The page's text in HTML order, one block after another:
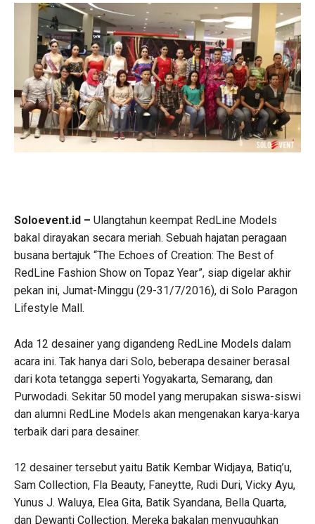
Soloevent.id – Ulangtahun keempat RedLine Models
bakal dirayakan secara meriah. Sebuah hajatan peragaan
busana bertajuk “The Echoes of Creation: The Best of
RedLine Fashion Show on Topaz Year”, siap digelar akhir
pekan ini, Jumat-Minggu (29-31/7/2016), di Solo Paragon
Lifestyle Mall.
Ada 12 desainer yang digandeng RedLine Models dalam
acara ini. Tak hanya dari Solo, beberapa desainer berasal
dari kota tetangga seperti Yogyakarta, Semarang, dan
Purwodadi. Sekitar 50 model yang merupakan siswa-siswi
dan alumni RedLine Models akan mengenakan karya-karya
terbaik dari para desainer.
12 desainer tersebut yaitu Batik Kembar Widjaya, Batiq’u,
Sam Collection, Fla Beauty, Faneytte, Rudi Duri, Vicky Ayu,
Yunus J. Waluya, Elea Gita, Batik Syandana, Bella Quarta,
dan Dewanti Collection. Mereka bakalan menyuguhkan